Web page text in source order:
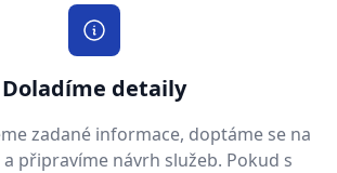
Doladíme detaily
zadané informace, doptáme se na
připravíme návrh služeb. Pokud s